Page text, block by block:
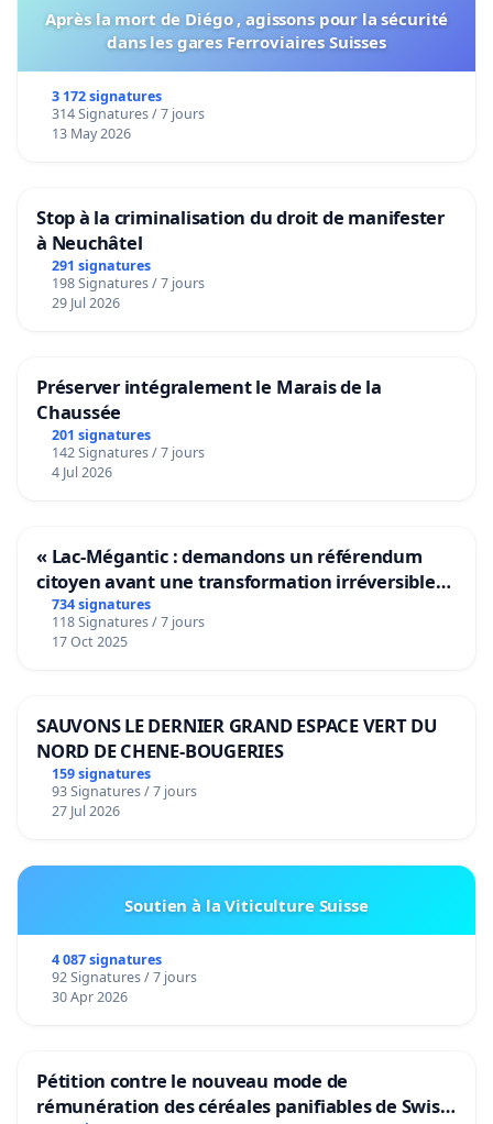
Après la mort de Diégo , agissons pour la sécurité
dans les gares Ferroviaires Suisses
3 172 signatures
314 Signatures / 7 jours
13 May 2026
Stop à la criminalisation du droit de manifester
à Neuchâtel
291 signatures
198 Signatures / 7 jours
29 Jul 2026
Préserver intégralement le Marais de la
Chaussée
201 signatures
142 Signatures / 7 jours
4 Jul 2026
« Lac-Mégantic : demandons un référendum
citoyen avant une transformation irréversible
de notre territoire »
734 signatures
118 Signatures / 7 jours
17 Oct 2025
SAUVONS LE DERNIER GRAND ESPACE VERT DU
NORD DE CHENE-BOUGERIES
159 signatures
93 Signatures / 7 jours
27 Jul 2026
Soutien à la Viticulture Suisse
4 087 signatures
92 Signatures / 7 jours
30 Apr 2026
Pétition contre le nouveau mode de
rémunération des céréales panifiables de Swiss